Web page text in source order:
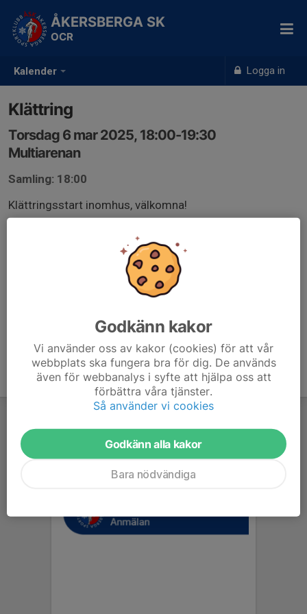
Kalender Logga in
ÅKERSBERGA SK
OCR
Klättring
Torsdag 6 mar 2025, 18:00-19:30
Multiarenan
Samling: 18:00
Klättringsstart inomhus, välkomna!
Godkänn kakor
Vi använder oss av kakor (cookies) för att vår
webbplats ska fungera bra för dig. De används
även för webbanalys i syfte att hjälpa oss att
förbättra våra tjänster.
Så använder vi cookies
Godkänn alla kakor
Bara nödvändiga